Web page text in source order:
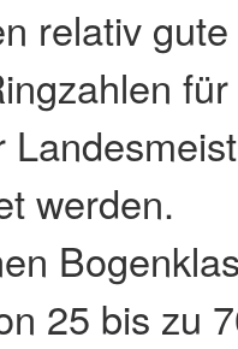
relativ
werden.
25 bis zu